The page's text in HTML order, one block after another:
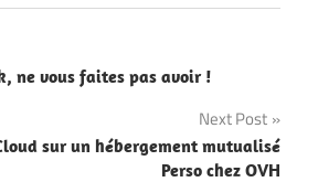
ne vous faites pas avoir !
Next Post
sur un hébergement mutualisé
Perso chez OVH